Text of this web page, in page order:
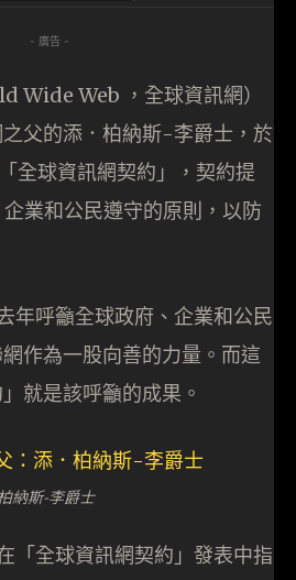
- 廣告 -
Wide Web ，全球資訊網）
父的添．柏納斯-李爵士，於
全球資訊網契約」，契約提
業和公民遵守的原則，以防
年呼籲全球政府、企業和公民
作為一股向善的力量。而這
就是該呼籲的成果。
納斯-李爵士
「全球資訊網契約」發表中指